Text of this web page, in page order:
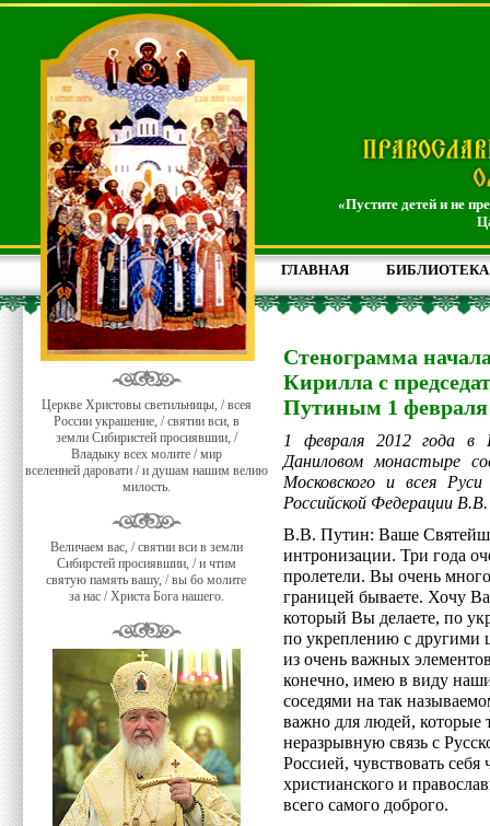
«Пустите детей и не
ГЛАВНАЯ БИБЛИОТЕКА
Церкве Христовы светильницы, / всея
России украшение, / святии вси, в
земли Сибиристей просиявшии, /
Владыку всех молите / мир
вселенней даровати / и душам нашим велию
милость.
Величаем вас, / святии вси в земли
Сибирстей просиявшии, / и чтим
святую память вашу, / вы бо молите
за нас / Христа Бога нашего.
Стенограмма
Кирилла с
Путиным 1 февраля
1 февраля 2012 года в
Даниловом монастыре
Московского и всея
Российской Федерации
В.В. Путин: Ваше
интронизации. Три года
пролетели. Вы очень много
границей бываете. Хочу
который Вы делаете, по
по укреплению с другими
из очень важных
конечно, имею в виду
соседями на так
важно для людей, которые
неразрывную связь с
Россией, чувствовать
христианского и
всего самого доброго.